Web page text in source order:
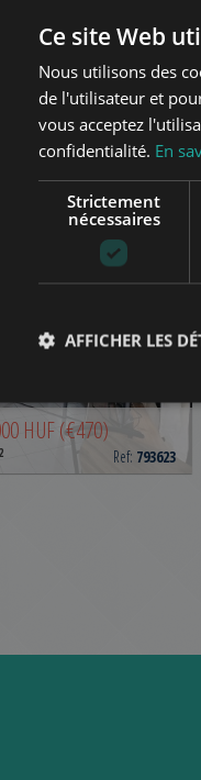
à
AJOUTER À LA LISTE
HUF(€470)
2 Ref: 793623
Ce site Web
Nous utilisons des
de l'utilisateur et
vous acceptez
confidentialité. En
Strictement
nécessaires
AFFICHER LES